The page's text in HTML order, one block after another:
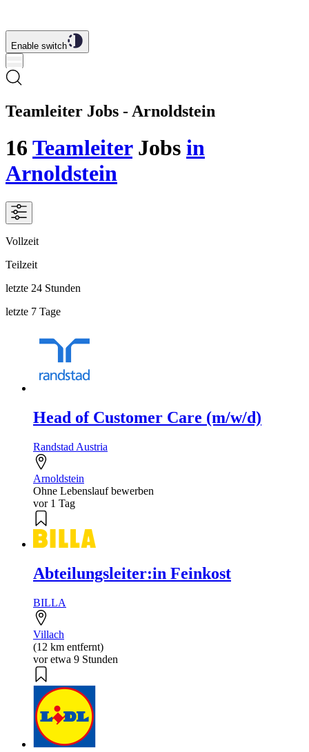
Enable switch
Teamleiter Jobs - Arnoldstein
16 TeamleiterJobs in
Arnoldstein
Vollzeit
Teilzeit
letzte 24 Stunden
letzte 7 Tage
Head of Customer Care (m/w/d)
Randstad Austria
Arnoldstein
Ohne Lebenslauf bewerben
vor 1 Tag
Abteilungsleiter:in Feinkost
BILLA
Villach
(12 km entfernt)
vor etwa 9 Stunden